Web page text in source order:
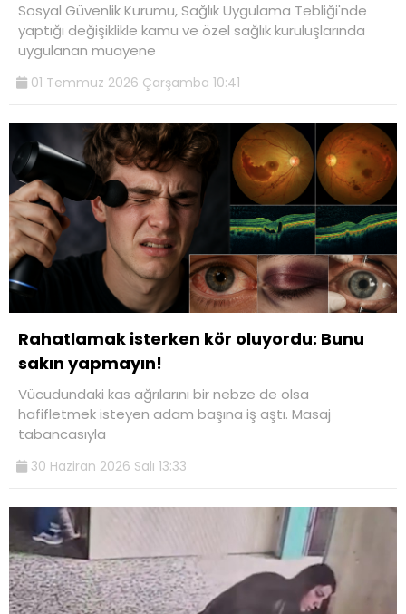
Sosyal Güvenlik Kurumu, Sağlık Uygulama Tebliği'nde
yaptığı değişiklikle kamu ve özel sağlık kuruluşlarında
uygulanan muayene
01 Temmuz 2026 Çarşamba 10:41
Rahatlamak isterken kör oluyordu: Bunu
sakın yapmayın!
Vücudundaki kas ağrılarını bir nebze de olsa
hafifletmek isteyen adam başına iş aştı. Masaj
tabancasıyla
30 Haziran 2026 Salı 13:33